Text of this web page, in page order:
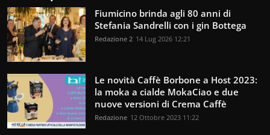
Fiumicino brinda agli 80 anni di
Stefania Sandrelli con i gin Bottega
Redazione 2 14 Lug 2026 12:21
Le novità Caffè Borbone a Host 2023:
la moka a cialde MokaCiao e due
nuove versioni di Crema Caffè
Redazione 12 Ottobre 2023 11:22